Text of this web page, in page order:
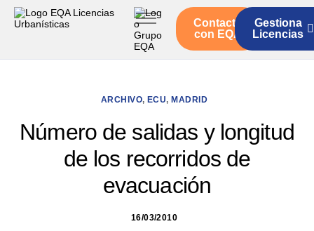
Servicios
Contacto
con EQA
Gestiona
Licencias
ARCHIVO, ECU, MADRID
Número de salidas y longitud
de los recorridos de
evacuación
16/03/2010